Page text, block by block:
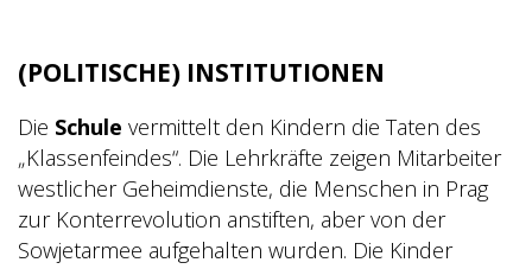
(POLITISCHE) INSTITUTIONEN
Die Schule vermittelt den Kindern die Taten des
„Klassenfeindes“. Die Lehrkräfte zeigen Mitarbeiter
westlicher Geheimdienste, die Menschen in Prag
zur Konterrevolution anstiften, aber von der
Sowjetarmee aufgehalten wurden. Die Kinder